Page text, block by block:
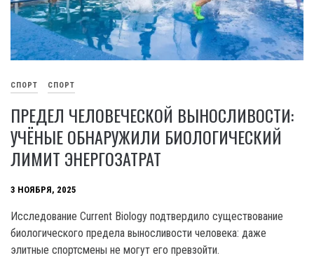
СПОРТ СПОРТ
ПРЕДЕЛ ЧЕЛОВЕЧЕСКОЙ ВЫНОСЛИВОСТИ:
УЧЁНЫЕ ОБНАРУЖИЛИ БИОЛОГИЧЕСКИЙ
ЛИМИТ ЭНЕРГОЗАТРАТ
3 НОЯБРЯ, 2025
Исследование Current Biology подтвердило существование
биологического предела выносливости человека: даже
элитные спортсмены не могут его превзойти.